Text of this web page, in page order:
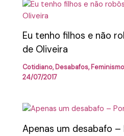
Eu tenho filhos e não
de Oliveira
Cotidiano,Desabafos,
24/07/2017
Apenas um desabafo –